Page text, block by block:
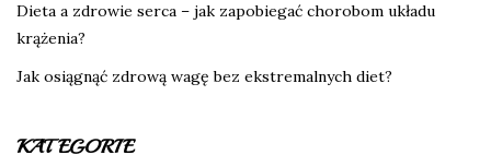
Dieta a zdrowie serca – jak zapobiegać chorobom układu
krążenia?
Jak osiągnąć zdrową wagę bez ekstremalnych diet?
KATEGORIE